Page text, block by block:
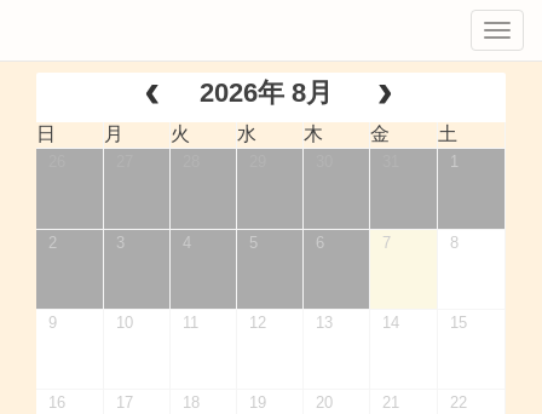
2026年 8月
日 月 火 水 木 金 土
1
2 3 4 5 6 7 8
9 10 11 12 13 14 15
16 17 18 19 20 21 22